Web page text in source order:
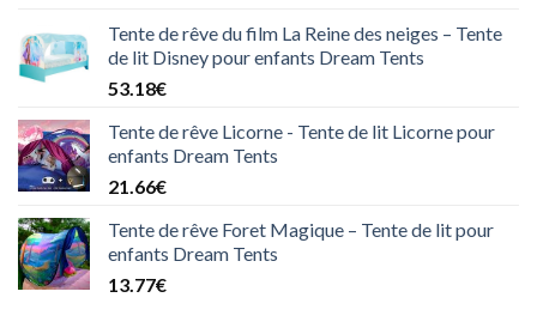
Tente de rêve du film La Reine des neiges – Tente
de lit Disney pour enfants Dream Tents
53.18€
Tente de rêve Licorne - Tente de lit Licorne pour
enfants Dream Tents
21.66€
Tente de rêve Foret Magique – Tente de lit pour
enfants Dream Tents
13.77€